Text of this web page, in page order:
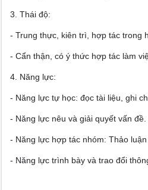
3. Thái độ:
- Trung thực, kiên trì, hợp tác trong
- Cẩn thận, có ý thức hợp tác làm
4. Năng lực:
- Năng lực tự học: đọc tài liệu, ghi
- Năng lực nêu và giải quyết vấn đề.
- Năng lực hợp tác nhóm: Thảo luận
- Năng lực trình bày và trao đổi